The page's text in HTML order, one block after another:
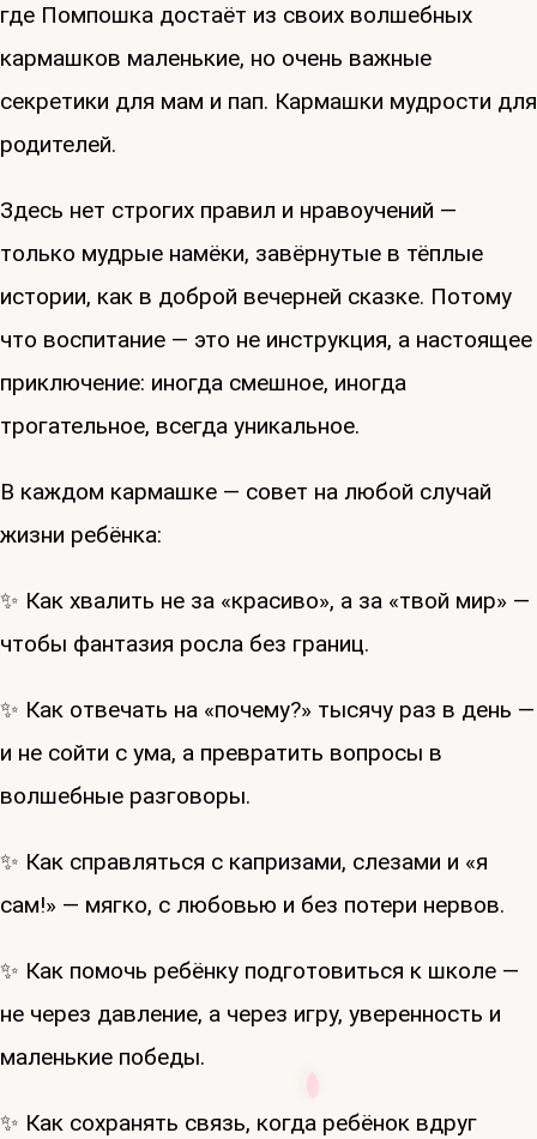
где Помпошка достаёт из своих волшебных
кармашков маленькие, но очень важные
секретики для мам и пап. Кармашки мудрости для
родителей.
Здесь нет строгих правил и нравоучений —
только мудрые намёки, завёрнутые в тёплые
истории, как в доброй вечерней сказке. Потому
что воспитание — это не инструкция, а настоящее
приключение: иногда смешное, иногда
трогательное, всегда уникальное.
В каждом кармашке — совет на любой случай
жизни ребёнка:
✨ Как хвалить не за «красиво», а за «твой мир» —
чтобы фантазия росла без границ.
✨ Как отвечать на «почему?» тысячу раз в день —
и не сойти с ума, а превратить вопросы в
волшебные разговоры.
✨ Как справляться с капризами, слезами и «я
сам!» — мягко, с любовью и без потери нервов.
✨ Как помочь ребёнку подготовиться к школе —
не через давление, а через игру, уверенность и
маленькие победы.
✨ Как сохранять связь, когда ребёнок вдруг